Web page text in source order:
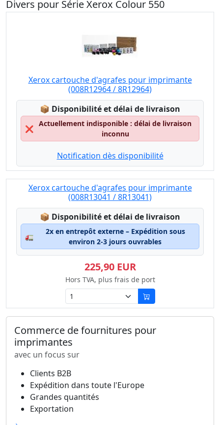
Divers pour Série Xerox Colour 550
Xerox cartouche d'agrafes pour imprimante
(008R12964 / 8R12964)
📦 Lagerstatus:
Disponibilité et délai de livraison
❌
Actuellement indisponible : délai de livraison
inconnu
Notification dès disponibilité
Xerox cartouche d'agrafes pour imprimante
(008R13041 / 8R13041)
📦 Lagerstatus:
Disponibilité et délai de livraison
🚛
2x en entrepôt externe – Expédition sous
environ 2-3 jours ouvrables
225,90 EUR
Hors TVA, plus frais de port
Commerce de fournitures pour
imprimantes
avec un focus sur
Clients B2B
Expédition dans toute l'Europe
Grandes quantités
Exportation